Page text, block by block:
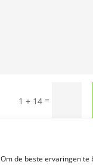
Om de beste ervaringen te
1 + 14 =